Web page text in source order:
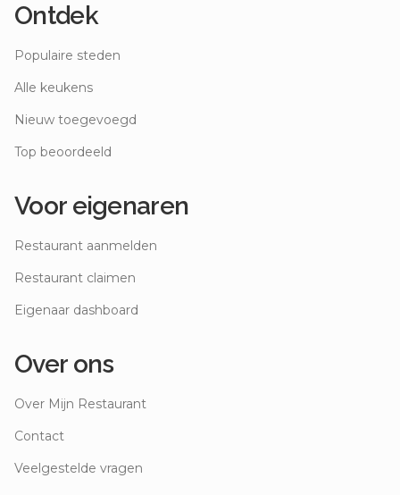
Ontdek
Populaire steden
Alle keukens
Nieuw toegevoegd
Top beoordeeld
Voor eigenaren
Restaurant aanmelden
Restaurant claimen
Eigenaar dashboard
Over ons
Over Mijn Restaurant
Contact
Veelgestelde vragen